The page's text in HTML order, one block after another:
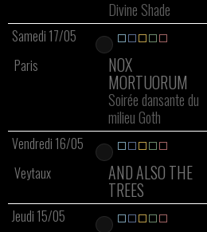
Divine Shade
Samedi 17/05
Paris
NOX
MORTUORUM
Soirée dansante du
milieu Goth
Vendredi 16/05
Veytaux
AND ALSO THE
TREES
Jeudi 15/05